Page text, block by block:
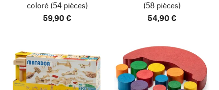
coloré(54 pièces)
59,90 €
(58 pièces)
54,90 €